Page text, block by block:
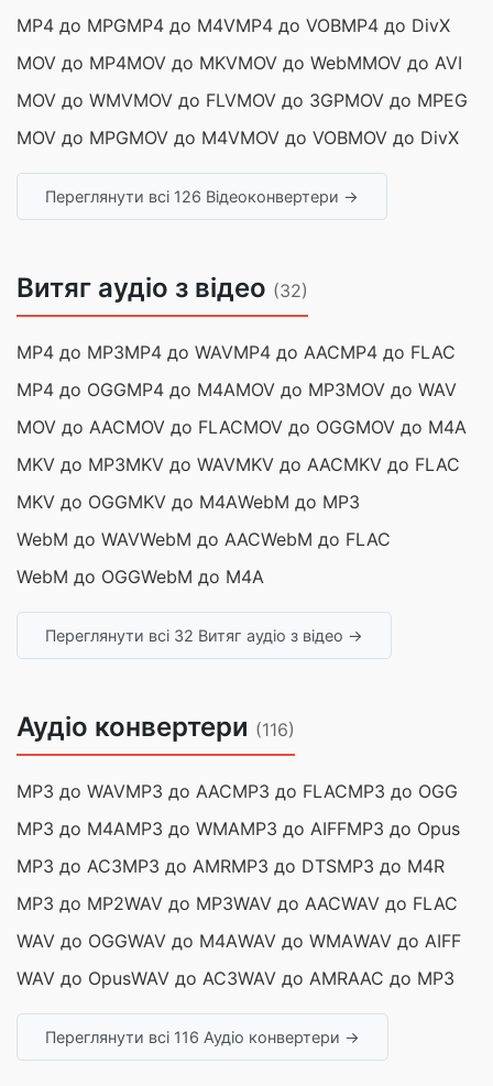
MP4 до MPGMP4 до M4VMP4 до VOBMP4 до DivX
MOV до MP4MOV до MKVMOV до WebMMOV до AVI
MOV до WMVMOV до FLVMOV до 3GPMOV до MPEG
MOV до MPGMOV до M4VMOV до VOBMOV до DivX
Переглянути всі 126 Відеоконвертери →
Витяг аудіо з відео (32)
MP4 до MP3MP4 до WAVMP4 до AACMP4 до FLAC
MP4 до OGGMP4 до M4AMOV до MP3MOV до WAV
MOV до AACMOV до FLACMOV до OGGMOV до M4A
MKV до MP3MKV до WAVMKV до AACMKV до FLAC
MKV до OGGMKV до M4AWebM до MP3
WebM до WAVWebM до AACWebM до FLAC
WebM до OGGWebM до M4A
Переглянути всі 32 Витяг аудіо з відео →
Аудіо конвертери (116)
MP3 до WAVMP3 до AACMP3 до FLACMP3 до OGG
MP3 до M4AMP3 до WMAMP3 до AIFFMP3 до Opus
MP3 до AC3MP3 до AMRMP3 до DTSMP3 до M4R
MP3 до MP2WAV до MP3WAV до AACWAV до FLAC
WAV до OGGWAV до M4AWAV до WMAWAV до AIFF
WAV до OpusWAV до AC3WAV до AMRAAC до MP3
Переглянути всі 116 Аудіо конвертери →